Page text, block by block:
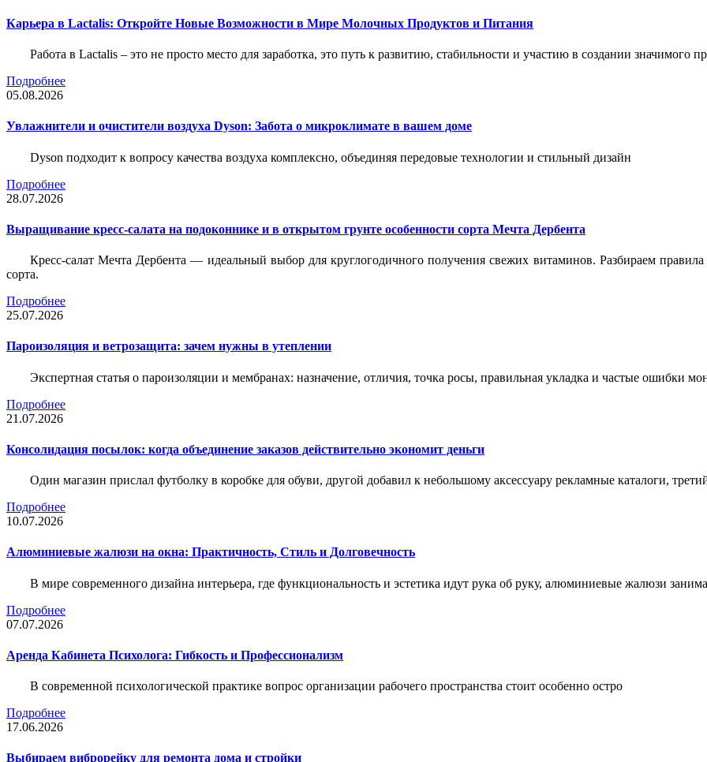
Карьера в Lactalis: Откройте Новые Возможности в Мире Молочных Продуктов и Питания
Работа в Lactalis – это не просто место для заработка, это путь к развитию, стабильности и участию в создании значимого
Подробнее
05.08.2026
Увлажнители и очистители воздуха Dyson: Забота о микроклимате в вашем доме
Dyson подходит к вопросу качества воздуха комплексно, объединяя передовые технологии и стильный дизайн
Подробнее
28.07.2026
Выращивание кресс-салата на подоконнике и в открытом грунте особенности сорта Мечта Дербента
Кресс-салат Мечта Дербента — идеальный выбор для круглогодичного получения свежих витаминов. Разбираем
сорта.
Подробнее
25.07.2026
Пароизоляция и ветрозащита: зачем нужны в утеплении
Экспертная статья о пароизоляции и мембранах: назначение, отличия, точка росы, правильная укладка и частые ошибки
Подробнее
21.07.2026
Консолидация посылок: когда объединение заказов действительно экономит деньги
Один магазин прислал футболку в коробке для обуви, другой добавил к небольшому аксессуару рекламные каталоги,
Подробнее
10.07.2026
Алюминиевые жалюзи на окна: Практичность, Стиль и Долговечность
В мире современного дизайна интерьера, где функциональность и эстетика идут рука об руку, алюминиевые жалюзи
Подробнее
07.07.2026
Аренда Кабинета Психолога: Гибкость и Профессионализм
В современной психологической практике вопрос организации рабочего пространства стоит особенно остро
Подробнее
17.06.2026
Выбираем виброрейку для ремонта дома и стройки